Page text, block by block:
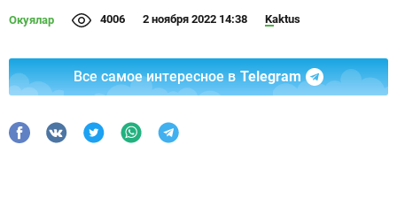
Окуялар 4006 2 ноября 2022 14:38 Kaktus
Все самое интересное в Telegram